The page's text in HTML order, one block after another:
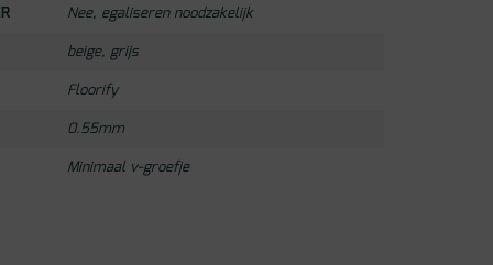
Nee, egaliseren noodzakelijk
beige,grijs
Floorify
0.55mm
Minimaal v-groefje